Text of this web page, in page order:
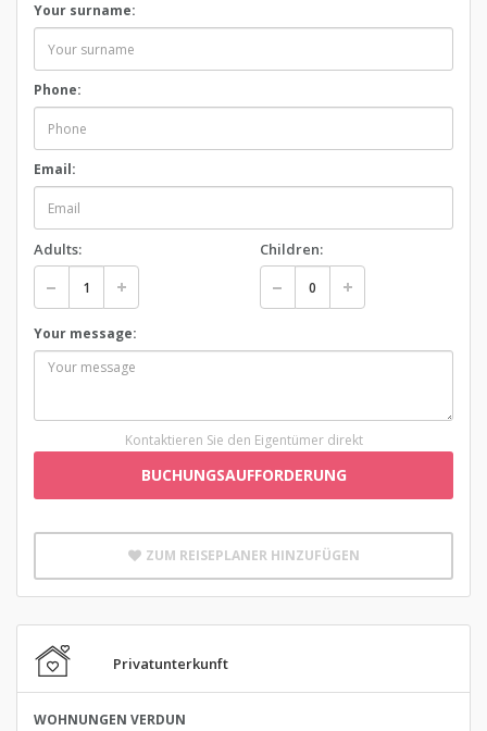
Your surname:
Phone:
Email:
Adults: Children:
Your message:
Kontaktieren Sie den Eigentümer direkt
BUCHUNGSAUFFORDERUNG
ZUM REISEPLANER HINZUFÜGEN
Privatunterkunft
WOHNUNGEN VERDUN